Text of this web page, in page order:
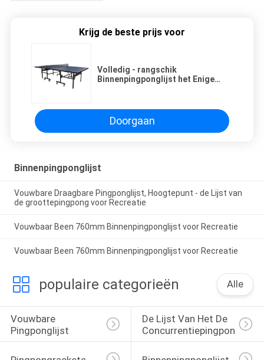
Krijg de beste prijs voor
Volledig - rangschik
Binnenpingponglijst het Enige
Doorgaan
Binnenpingponglijst
Vouwbare Draagbare Pingponglijst, Hoogtepunt - de Lijst van
de groottepingpong voor Recreatie
Vouwbaar Been 760mm Binnenpingponglijst voor Recreatie
Vouwbaar Been 760mm Binnenpingponglijst voor Recreatie
populaire categorieën Alle
Vouwbare
Pingponglijst
De Lijst Van Het De
Concurrentiepingpong